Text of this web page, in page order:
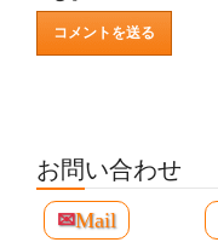
お問い合わせ
✉Mail